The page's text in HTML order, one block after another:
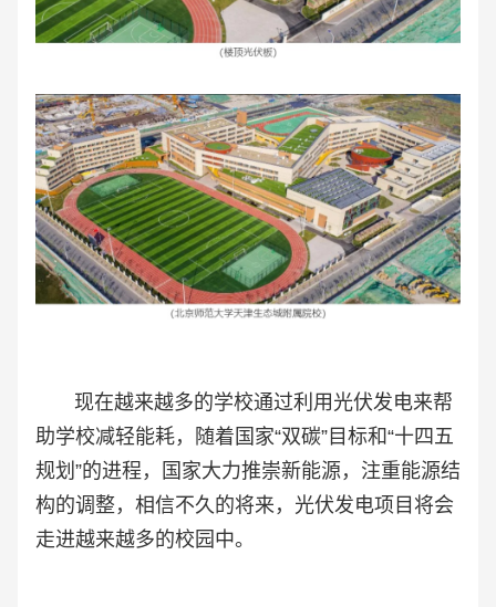
现在越来越多的学校通过利用光伏发电来帮
助学校减轻能耗，随着国家“双碳”目标和“十四五
规划”的进程，国家大力推崇新能源，注重能源结
构的调整，相信不久的将来，光伏发电项目将会
走进越来越多的校园中。